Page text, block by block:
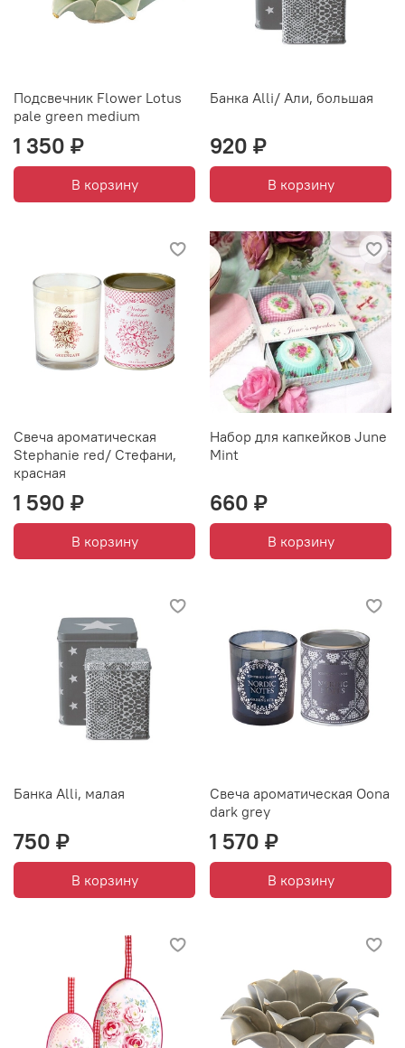
Подсвечник Flower Lotus
pale green medium
1 350 ₽
В корзину
Банка Alli/ Али, большая
920 ₽
В корзину
Свеча ароматическая
Stephanie red/ Стефани,
красная
1 590 ₽
В корзину
Набор для капкейков June
Mint
660 ₽
В корзину
Банка Alli, малая
750 ₽
В корзину
Свеча ароматическая Oona
dark grey
1 570 ₽
В корзину